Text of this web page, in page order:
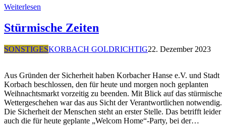
Weiterlesen
Stürmische Zeiten
SONSTIGESKORBACH GOLDRICHTIG22. Dezember 2023
Aus Gründen der Sicherheit haben Korbacher Hanse e.V. und Stadt
Korbach beschlossen, den für heute und morgen noch geplanten
Weihnachtsmarkt vorzeitig zu beenden. Mit Blick auf das stürmische
Wettergeschehen war das aus Sicht der Verantwortlichen notwendig.
Die Sicherheit der Menschen steht an erster Stelle. Das betrifft leider
auch die für heute geplante „Welcom Home“-Party, bei der…